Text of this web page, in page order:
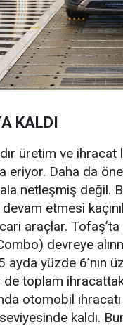
KALDI
üretim ve
eriyor. Daha da
netleşmiş değil.
devam etmesi
araçlar.
devreye
yüzde 6’nın
de toplam
otomobil
kaldı.